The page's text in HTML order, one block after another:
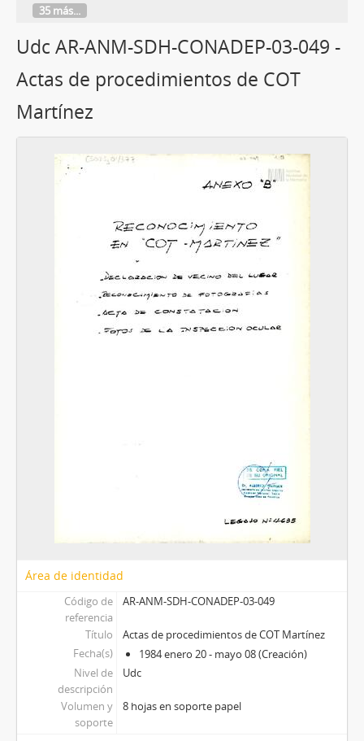
35 más...
Udc AR-ANM-SDH-CONADEP-03-049 -
Actas de procedimientos de COT
Martínez
Área de identidad
Código de
referencia
AR-ANM-SDH-CONADEP-03-049
Título
Actas de procedimientos de COT Martínez
Fecha(s)
1984 enero 20 - mayo 08 (Creación)
Nivel de
descripción
Udc
Volumen y
soporte
8 hojas en soporte papel